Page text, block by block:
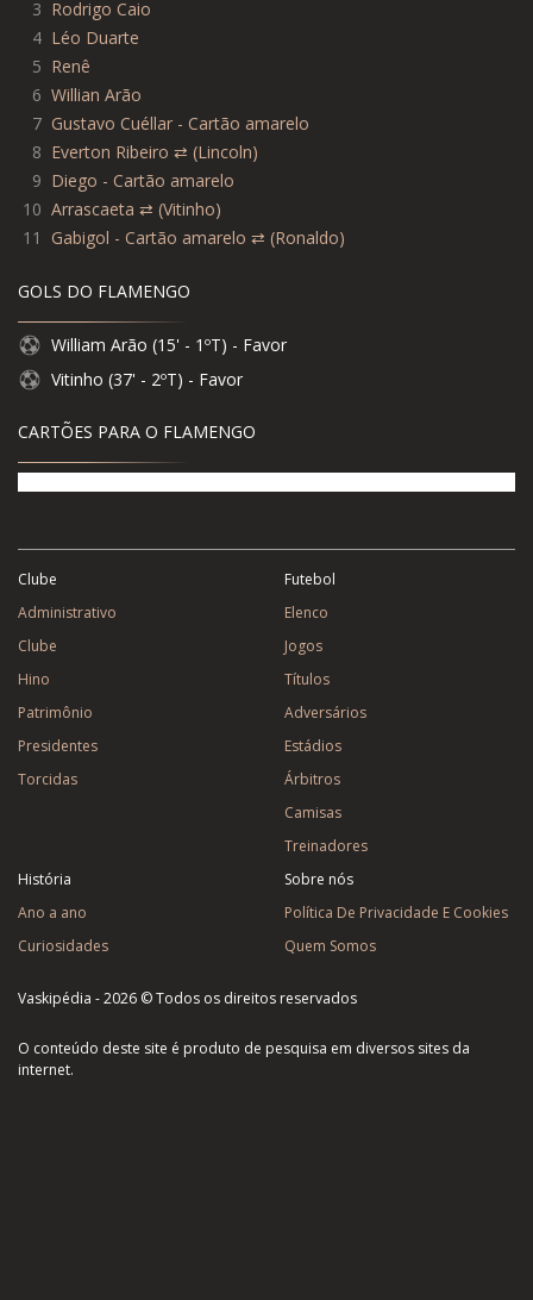
3 Rodrigo Caio
4 Léo Duarte
5 Renê
6 Willian Arão
7 Gustavo Cuéllar - Cartão amarelo
8 Everton Ribeiro ⇄ (Lincoln)
9 Diego - Cartão amarelo
10 Arrascaeta ⇄ (Vitinho)
11
Gabigol - Cartão amarelo ⇄ (Ronaldo)
GOLS DO FLAMENGO
William Arão (15' - 1ºT) - Favor
Vitinho (37' - 2ºT) - Favor
CARTÕES PARA O FLAMENGO
Clube
Administrativo
Clube
Hino
Patrimônio
Presidentes
Torcidas
Futebol
Elenco
Jogos
Títulos
Adversários
Estádios
Árbitros
Camisas
Treinadores
História
Ano a ano
Curiosidades
Sobre nós
Política De Privacidade E Cookies
Quem Somos
Vaskipédia - 2026 © Todos os direitos reservados
O conteúdo deste site é produto de pesquisa em diversos sites da
internet.